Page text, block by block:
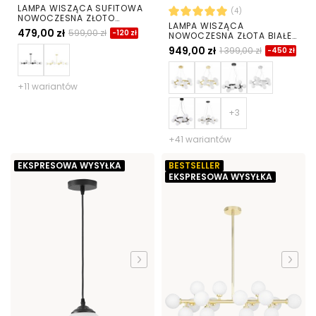
LAMPA WISZĄCA SUFITOWA
NOWOCZESNA ZŁOTO
SZCZOTKOWANE BIAŁE KULE
FINO 8 LED
479,00 zł 599,00 zł -120 zł
+11 wariantów
(4)
LAMPA WISZĄCA
NOWOCZESNA ZŁOTA BIAŁE
KULE MARSIADA 15
949,00 zł 1 399,00 zł -450 zł
+41 wariantów
EKSPRESOWA WYSYŁKA
BESTSELLER
EKSPRESOWA WYSYŁKA